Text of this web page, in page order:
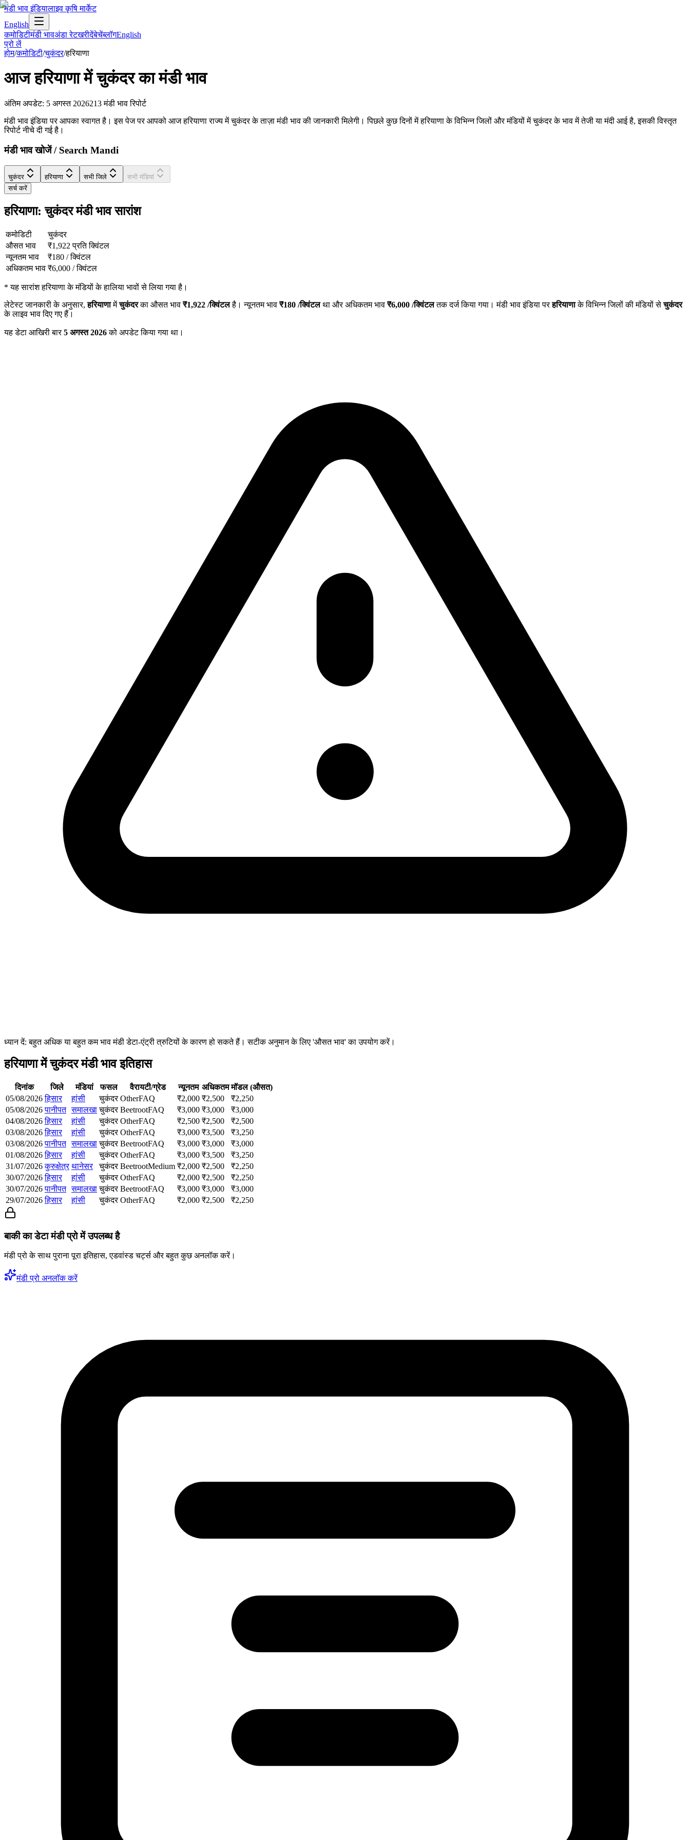
मंडी भाव इंडियालाइव कृषि मार्केट
English
कमोडिटीमंडी भावअंडा रेटखरीदेंबेचेंब्लॉगEnglish
प्रो लें
होम/कमोडिटी/चुकंदर/हरियाणा
आजहरियाणामेंचुकंदरका मंडी भाव
अंतिम अपडेट: 5 अगस्त 2026213 मंडी भाव रिपोर्ट
मंडी भाव इंडिया पर आपका स्वागत है। इस पेज पर आपको आज हरियाणा राज्य में चुकंदर के ताज़ा मंडी भाव की जानकारी मिलेगी। पिछले कुछ दिनों में हरियाणा के विभिन्न जिलों और मंडियों में चुकंदर के भाव में तेजी या मंदी आई है, इसकी विस्तृत
रिपोर्ट नीचे दी गई है।
मंडी भाव खोजें / Search Mandi
चुकंदर हरियाणा सभी जिले
सभी मंडियां
सर्च करें
हरियाणा: चुकंदर मंडी भाव सारांश
कमोडिटी
चुकंदर
औसत भाव
₹1,922 प्रति क्विंटल
न्यूनतम भाव
₹180 /क्विंटल
अधिकतम भाव ₹6,000 /क्विंटल
*यह सारांश हरियाणा के मंडियों के हालिया भावों से लिया गया है।
लेटेस्ट जानकारी के अनुसार,हरियाणामेंचुकंदरका औसत भाव ₹1,922 /क्विंटलहै। न्यूनतम भाव ₹180 /क्विंटलथा और अधिकतम भाव ₹6,000 /क्विंटलतक दर्ज किया गया। मंडी भाव इंडिया परहरियाणाके विभिन्न जिलों की मंडियों सेचुकंदर
के लाइव भाव दिए गए हैं।
यह डेटा आखिरी बार5 अगस्त 2026को अपडेट किया गया था।
ध्यान दें: बहुत अधिक या बहुत कम भाव मंडी डेटा-एंट्री त्रुटियों के कारण हो सकते हैं। सटीक अनुमान के लिए 'औसत भाव' का उपयोग करें।
हरियाणा में चुकंदर मंडी भाव इतिहास
दिनांक जिले मंडियां फसल वैरायटी/ग्रेड न्यूनतम अधिकतम मॉडल (औसत)
05/08/2026 हिसार हांसी चुकंदर OtherFAQ ₹2,000 ₹2,500 ₹2,250
05/08/2026 पानीपत समालखा चुकंदर BeetrootFAQ ₹3,000 ₹3,000 ₹3,000
04/08/2026 हिसार हांसी चुकंदर OtherFAQ ₹2,500 ₹2,500 ₹2,500
03/08/2026 हिसार हांसी चुकंदर OtherFAQ ₹3,000 ₹3,500 ₹3,250
03/08/2026 पानीपत समालखा चुकंदर BeetrootFAQ ₹3,000 ₹3,000 ₹3,000
01/08/2026 हिसार हांसी चुकंदर OtherFAQ ₹3,000 ₹3,500 ₹3,250
31/07/2026 कुरुक्षेत्र थानेसर चुकंदर BeetrootMedium ₹2,000 ₹2,500 ₹2,250
30/07/2026 हिसार हांसी चुकंदर OtherFAQ ₹2,000 ₹2,500 ₹2,250
30/07/2026 पानीपत समालखा चुकंदर BeetrootFAQ ₹3,000 ₹3,000 ₹3,000
29/07/2026 हिसार हांसी चुकंदर OtherFAQ ₹2,000 ₹2,500 ₹2,250
बाकी का डेटा मंडी प्रो में उपलब्ध है
मंडी प्रो के साथ पुराना पूरा इतिहास, एडवांस्ड चर्ट्स और बहुत कुछ अनलॉक करें।
मंडी प्रो अनलॉक करें